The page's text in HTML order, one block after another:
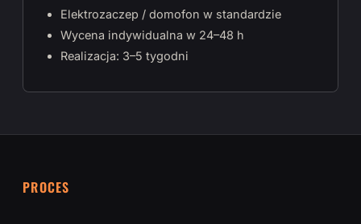
Elektrozaczep / domofon w standardzie
Wycena indywidualna w 24–48 h
Realizacja: 3–5 tygodni
PROCES